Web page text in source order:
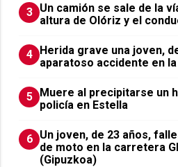
3 Un camión se sale de la
altura de Olóriz y el
4 Herida grave una joven,
aparatoso accidente en
5 Muere al precipitarse un
policía en Estella
6 Un joven, de 23 años,
de moto en la carretera
(Gipuzkoa)